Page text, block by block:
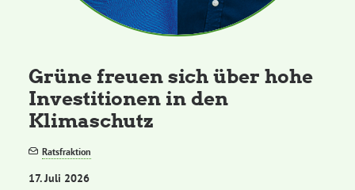
Grüne freuen sich über hohe
Investitionen in den
Klimaschutz
Ratsfraktion
17. Juli 2026